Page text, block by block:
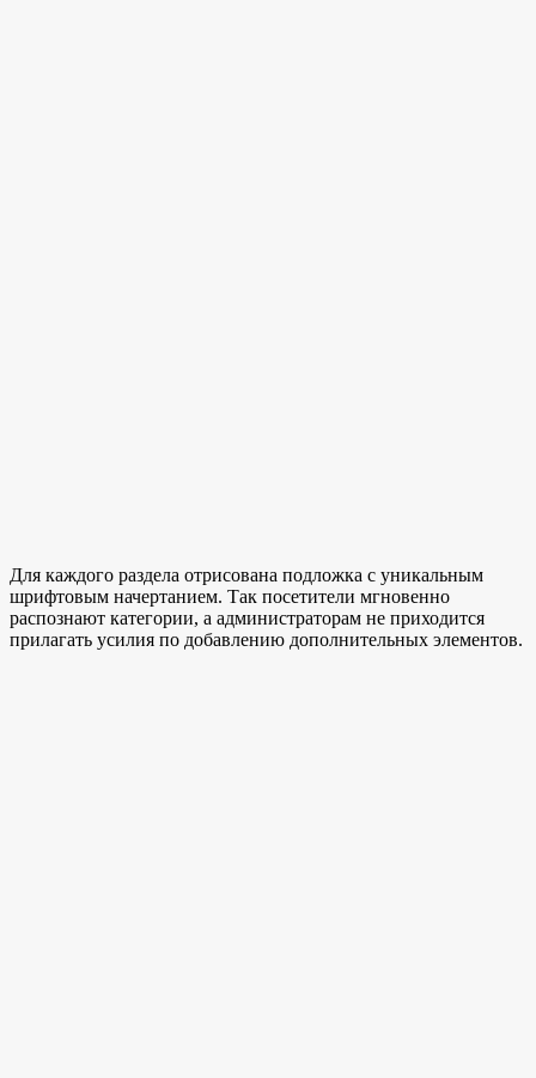
Для каждого раздела отрисована подложка с уникальным
шрифтовым начертанием. Так посетители мгновенно
распознают категории, а администраторам не приходится
прилагать усилия по добавлению дополнительных элементов.